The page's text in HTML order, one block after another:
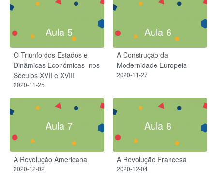
Aula 5
O Triunfo dos Estados e
Dinâmicas Económicas ​ nos
Séculos XVII e XVIII
2020-11-25
Aula 6
A Construção da
Modernidade Europeia
2020-11-27
Aula 7
A Revolução Americana
2020-12-02
Aula 8
A Revolução Francesa
2020-12-04